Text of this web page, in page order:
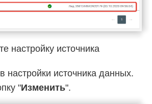
настройку источника
настройки источника данных.
"Изменить".